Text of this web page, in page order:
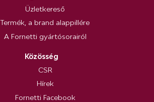
Üzletkereső
Termék, a brand alappillére
A Fornetti gyártósorairól
Közösség
CSR
Hírek
Fornetti Facebook